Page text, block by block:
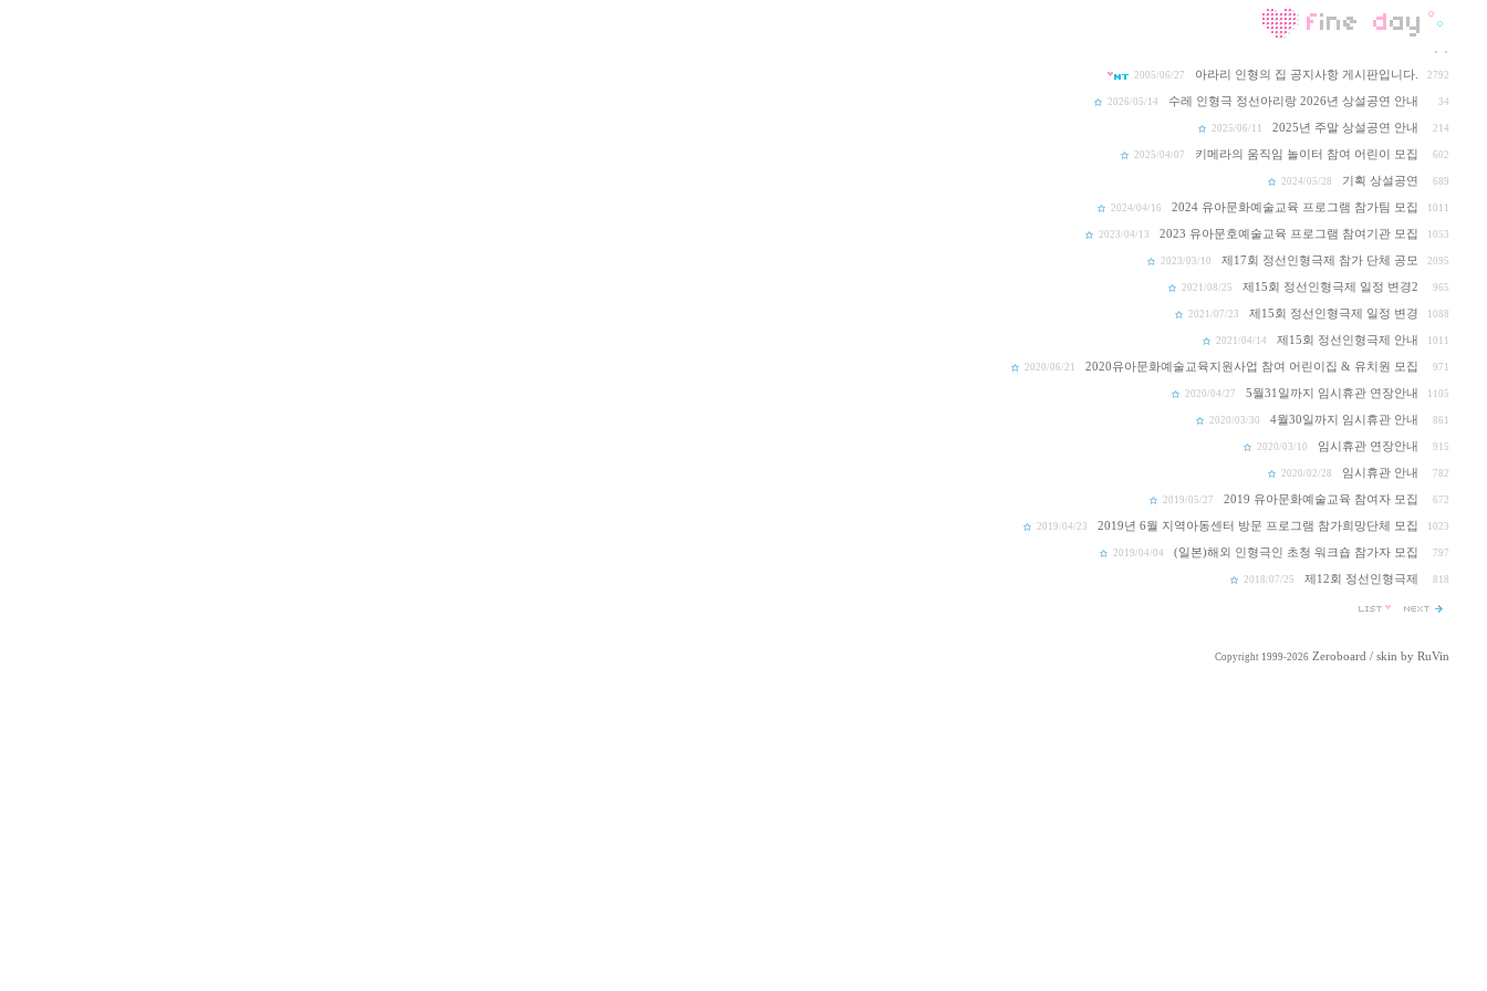
2005/06/27 아라리 인형의 집 공지사항 게시판입니다. 2792
2026/05/14 수레 인형극 정선아리랑 2026년 상설공연 안내 34
2025/06/11 2025년 주말 상설공연 안내 214
2025/04/07 키메라의 움직임 놀이터 참여 어린이 모집 602
2024/05/28 기획 상설공연 689
2024/04/16 2024 유아문화예술교육 프로그램 참가팀 모집 1011
2023/04/13 2023 유아문호예술교육 프로그램 참여기관 모집 1053
2023/03/10 제17회 정선인형극제 참가 단체 공모 2095
2021/08/25 제15회 정선인형극제 일정 변경2 965
2021/07/23 제15회 정선인형극제 일정 변경 1088
2021/04/14 제15회 정선인형극제 안내 1011
2020/06/21 2020유아문화예술교육지원사업 참여 어린이집 & 유치원 모집 971
2020/04/27 5월31일까지 임시휴관 연장안내 1105
2020/03/30 4월30일까지 임시휴관 안내 861
2020/03/10 임시휴관 연장안내 915
2020/02/28 임시휴관 안내 782
2019/05/27 2019 유아문화예술교육 참여자 모집 672
2019/04/23 2019년 6월 지역아동센터 방문 프로그램 참가희망단체 모집 1023
2019/04/04 (일본)해외 인형극인 초청 워크숍 참가자 모집 797
2018/07/25 제12회 정선인형극제 818
Copyright 1999-2026 Zeroboard / skin by RuVin